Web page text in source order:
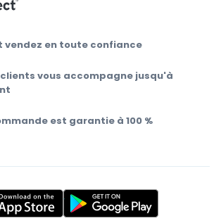
vendez en toute confiance
clients vous accompagne jusqu'à
est garantie à 100 %
.